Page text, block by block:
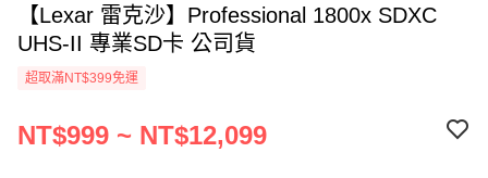
【Lexar 雷克沙】Professional 1800x SDXC
UHS-II 專業SD卡 公司貨
超取滿NT$399免運
NT$999 ~ NT$12,099